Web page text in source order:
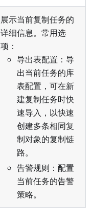
展示当前复制任务的
详细信息。常用选
项：
导出表配置：导
出当前任务的库
表配置，可在新
建复制任务时快
速导入，以快速
创建多条相同复
制对象的复制链
路。
告警规则：配置
当前任务的告警
策略。